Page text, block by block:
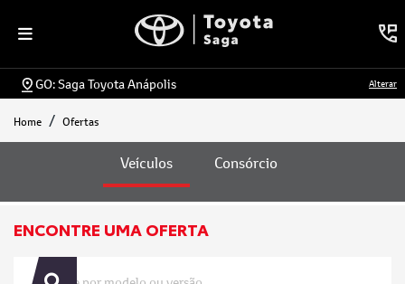
GO: Saga Toyota Anápolis Alterar
Home Ofertas
Veículos Consórcio
Ofertas
ENCONTRE UMA OFERTA